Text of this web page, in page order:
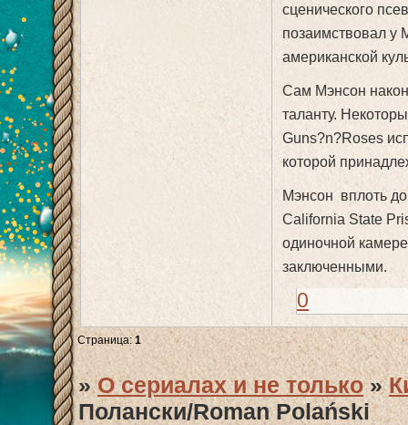
сценического
позаимствовал у
американской
Сам Мэнсон
таланту.
Guns?n?Roses
которой
Мэнсон вплоть
California State
одиночной
заключенными.
0
Страница:1
»О сериалах и не только »
Полански/Roman Polański